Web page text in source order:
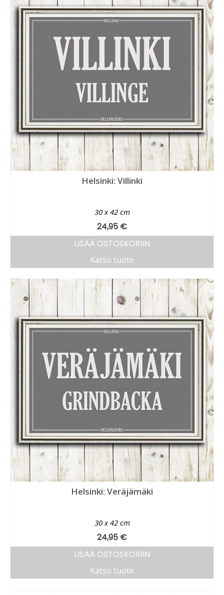
Helsinki: Villinki
30 x 42 cm
24,95 €
LISÄÄ OSTOSKORIIN
Katso tuote
Helsinki: Veräjämäki
30 x 42 cm
24,95 €
LISÄÄ OSTOSKORIIN
Katso tuote